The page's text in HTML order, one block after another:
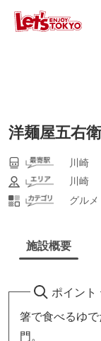
洋麺屋五右
川崎
川崎
グルメ
施設概要
ポイント
箸で食べるゆ
門。